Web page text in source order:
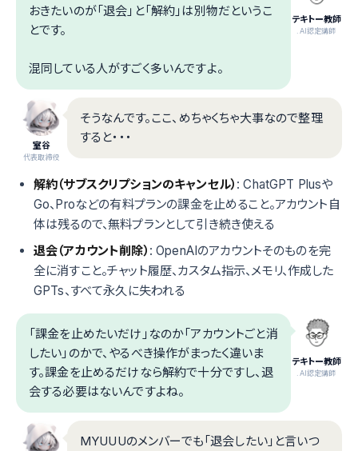
テキトー教師
.AI認定講師
おきたいのが「退会」と「解約」は別物だというこ
とです。
混同している人がすごく多いんですよ。
室谷
代表取締役
そうなんです。ここ、めちゃくちゃ大事なので整理
すると・・・
解約（サブスクリプションのキャンセル） : ChatGPT Plusや
Go、Proなどの有料プランの課金を止めること。アカウント自
体は残るので、無料プランとして引き続き使える
退会（アカウント削除） : OpenAIのアカウントそのものを完
全に消すこと。チャット履歴、カスタム指示、メモリ、作成した
GPTs、すべて永久に失われる
テキトー教師
.AI認定講師
「課金を止めたいだけ」なのか「アカウントごと消
したい」のかで、やるべき操作がまったく違いま
す。課金を止めるだけなら解約で十分ですし、退
会する必要はないんですよね。
MYUUUのメンバーでも「退会したい」と言いつ